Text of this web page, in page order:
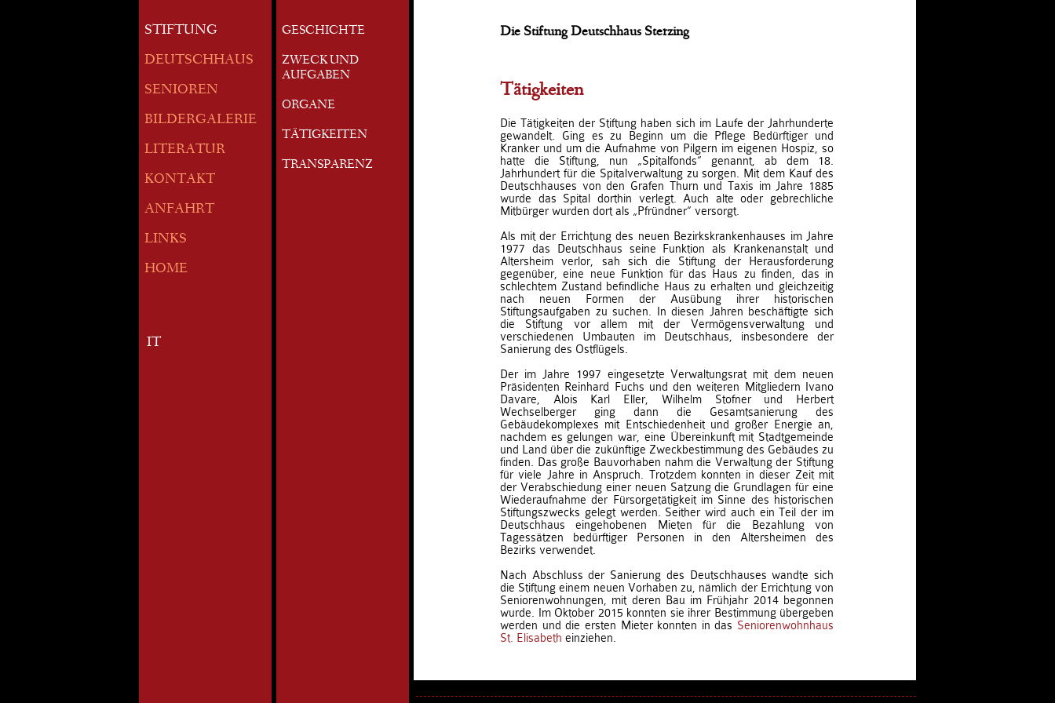
STIFTUNG
DEUTSCHHAUS
SENIOREN
BILDERGALERIE
LITERATUR
KONTAKT
ANFAHRT
LINKS
HOME
IT
GESCHICHTE
ZWECK UND
AUFGABEN
ORGANE
TÄTIGKEITEN
TRANSPARENZ
Die Stiftung Deutschhaus Sterzing
Tätigkeiten
Die Tätigkeiten der Stiftung haben sich im Laufe der Jahrhunderte
gewandelt. Ging es zu Beginn um die Pflege Bedürftiger und
Kranker und um die Aufnahme von Pilgern im eigenen Hospiz, so
hatte die Stiftung, nun „Spitalfonds“ genannt, ab dem 18.
Jahrhundert für die Spitalverwaltung zu sorgen. Mit dem Kauf des
Deutschhauses von den Grafen Thurn und Taxis im Jahre 1885
wurde das Spital dorthin verlegt. Auch alte oder gebrechliche
Mitbürger wurden dort als „Pfründner“ versorgt.
Als mit der Errichtung des neuen Bezirkskrankenhauses im Jahre
1977 das Deutschhaus seine Funktion als Krankenanstalt und
Altersheim verlor, sah sich die Stiftung der Herausforderung
gegenüber, eine neue Funktion für das Haus zu finden, das in
schlechtem Zustand befindliche Haus zu erhalten und gleichzeitig
nach neuen Formen der Ausübung ihrer historischen
Stiftungsaufgaben zu suchen. In diesen Jahren beschäftigte sich
die Stiftung vor allem mit der Vermögensverwaltung und
verschiedenen Umbauten im Deutschhaus, insbesondere der
Sanierung des Ostflügels.
Der im Jahre 1997 eingesetzte Verwaltungsrat mit dem neuen
Präsidenten Reinhard Fuchs und den weiteren Mitgliedern Ivano
Davare, Alois Karl Eller, Wilhelm Stofner und Herbert
Wechselberger ging dann die Gesamtsanierung des
Gebäudekomplexes mit Entschiedenheit und großer Energie an,
nachdem es gelungen war, eine Übereinkunft mit Stadtgemeinde
und Land über die zukünftige Zweckbestimmung des Gebäudes zu
finden. Das große Bauvorhaben nahm die Verwaltung der Stiftung
für viele Jahre in Anspruch. Trotzdem konnten in dieser Zeit mit
der Verabschiedung einer neuen Satzung die Grundlagen für eine
Wiederaufnahme der Fürsorgetätigkeit im Sinne des historischen
Stiftungszwecks gelegt werden. Seither wird auch ein Teil der im
Deutschhaus eingehobenen Mieten für die Bezahlung von
Tagessätzen bedürftiger Personen in den Altersheimen des
Bezirks verwendet.
Nach Abschluss der Sanierung des Deutschhauses wandte sich
die Stiftung einem neuen Vorhaben zu, nämlich der Errichtung von
Seniorenwohnungen, mit deren Bau im Frühjahr 2014 begonnen
wurde. Im Oktober 2015 konnten sie ihrer Bestimmung übergeben
werden und die ersten Mieter konnten in das Seniorenwohnhaus
St. Elisabeth einziehen.